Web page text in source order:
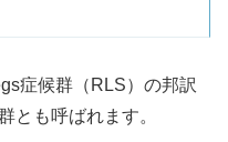
症候群（RLS）の邦訳
とも呼ばれます。